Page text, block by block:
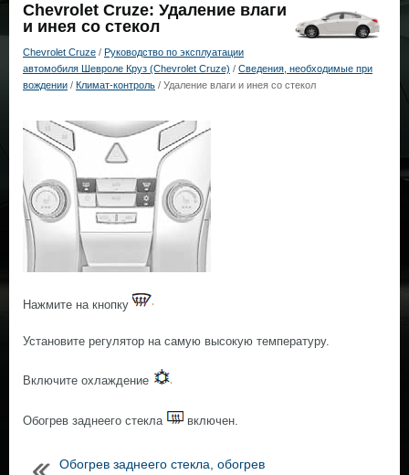
Chevrolet Cruze: Удаление влаги
и инея со стекол
Chevrolet Cruze / Руководство по эксплуатации
автомобиля Шевроле Круз (Chevrolet Cruze) / Сведения, необходимые при
вождении / Климат-контроль / Удаление влаги и инея со стекол
Нажмите на кнопку
Установите регулятор на самую высокую температуру.
Включите охлаждение
Обогрев заднeeго стекла включен.
Обогрев заднeeго стекла, обогрев